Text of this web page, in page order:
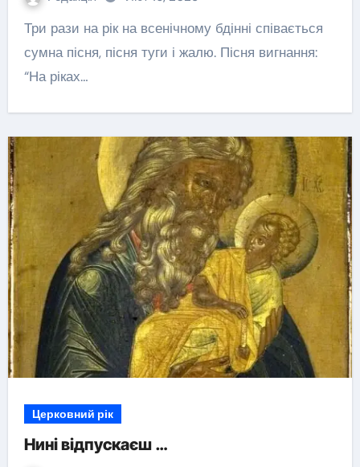
Три рази на рік на всенічному бдінні співається
сумна пісня, пісня туги і жалю. Пісня вигнання:
“На ріках…
Церковний рік
Нині відпускаєш …